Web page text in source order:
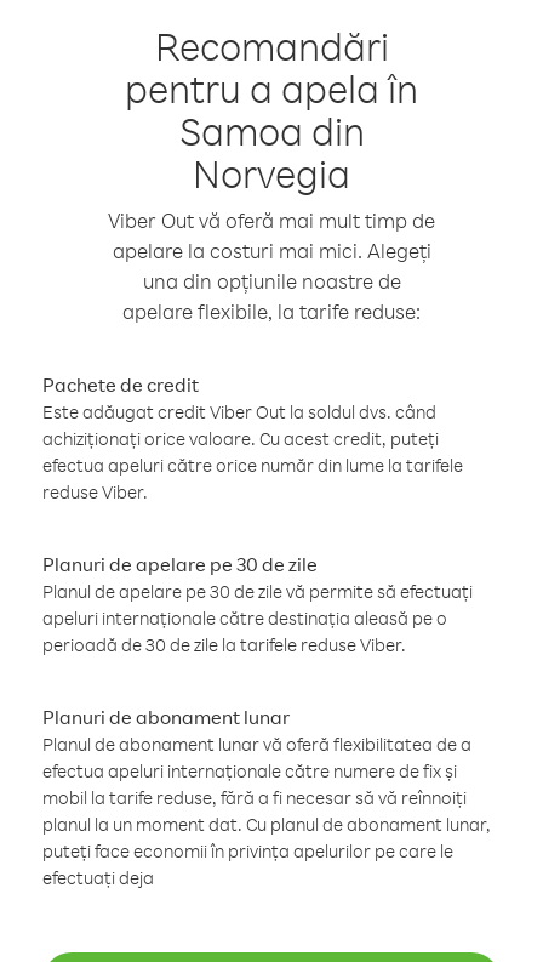
Recomandări
pentru a apela în
Samoa din
Norvegia
Viber Out vă oferă mai mult timp de
apelare la costuri mai mici. Alegeți
una din opțiunile noastre de
apelare flexibile, la tarife reduse:
Pachete de credit
Este adăugat credit Viber Out la soldul dvs. când
achiziționați orice valoare. Cu acest credit, puteți
efectua apeluri către orice număr din lume la tarifele
reduse Viber.
Planuri de apelare pe 30 de zile
Planul de apelare pe 30 de zile vă permite să efectuați
apeluri internaționale către destinația aleasă pe o
perioadă de 30 de zile la tarifele reduse Viber.
Planuri de abonament lunar
Planul de abonament lunar vă oferă flexibilitatea de a
efectua apeluri internaționale către numere de fix și
mobil la tarife reduse, fără a fi necesar să vă reînnoiți
planul la un moment dat. Cu planul de abonament lunar,
puteți face economii în privința apelurilor pe care le
efectuați deja